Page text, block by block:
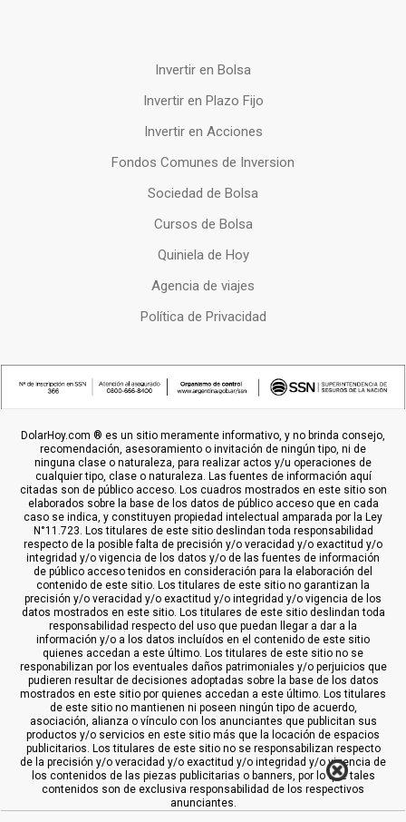
Invertir en Bolsa
Invertir en Plazo Fijo
Invertir en Acciones
Fondos Comunes de Inversion
Sociedad de Bolsa
Cursos de Bolsa
Quiniela de Hoy
Agencia de viajes
Política de Privacidad
DolarHoy.com ® es un sitio meramente informativo, y no brinda consejo,
recomendación, asesoramiento o invitación de ningún tipo, ni de
ninguna clase o naturaleza, para realizar actos y/u operaciones de
cualquier tipo, clase o naturaleza. Las fuentes de información aquí
citadas son de público acceso. Los cuadros mostrados en este sitio son
elaborados sobre la base de los datos de público acceso que en cada
caso se indica, y constituyen propiedad intelectual amparada por la Ley
N°11.723. Los titulares de este sitio deslindan toda responsabilidad
respecto de la posible falta de precisión y/o veracidad y/o exactitud y/o
integridad y/o vigencia de los datos y/o de las fuentes de información
de público acceso tenidos en consideración para la elaboración del
contenido de este sitio. Los titulares de este sitio no garantizan la
precisión y/o veracidad y/o exactitud y/o integridad y/o vigencia de los
datos mostrados en este sitio. Los titulares de este sitio deslindan toda
responsabilidad respecto del uso que puedan llegar a dar a la
información y/o a los datos incluídos en el contenido de este sitio
quienes accedan a este último. Los titulares de este sitio no se
responabilizan por los eventuales daños patrimoniales y/o perjuicios que
pudieren resultar de decisiones adoptadas sobre la base de los datos
mostrados en este sitio por quienes accedan a este último. Los titulares
de este sitio no mantienen ni poseen ningún tipo de acuerdo,
asociación, alianza o vínculo con los anunciantes que publicitan sus
productos y/o servicios en este sitio más que la locación de espacios
publicitarios. Los titulares de este sitio no se responsabilizan respecto
de la precisión y/o veracidad y/o exactitud y/o integridad y/o vigencia de
los contenidos de las piezas publicitarias o banners, por lo que tales
contenidos son de exclusiva responsabilidad de los respectivos
anunciantes.